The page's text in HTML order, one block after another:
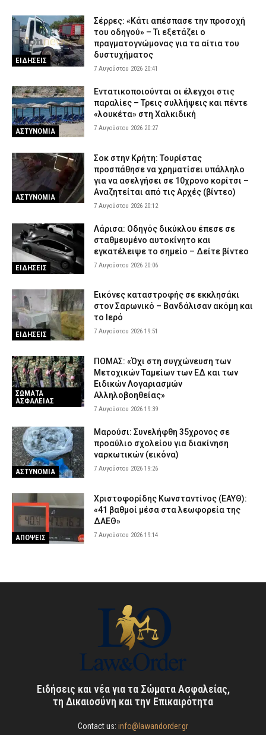
ΕΙΔΗΣΕΙΣ
Σέρρες: «Κάτι απέσπασε την προσοχή
του οδηγού» – Τι εξετάζει ο
πραγματογνώμονας για τα αίτια του
δυστυχήματος
7 Αυγούστου 2026 20:41
ΑΣΤΥΝΟΜΙΑ
Εντατικοποιούνται οι έλεγχοι στις
παραλίες – Τρεις συλλήψεις και πέντε
«λουκέτα» στη Χαλκιδική
7 Αυγούστου 2026 20:27
ΑΣΤΥΝΟΜΙΑ
Σοκ στην Κρήτη: Τουρίστας
προσπάθησε να χρηματίσει υπάλληλο
για να ασελγήσει σε 10χρονο κορίτσι –
Αναζητείται από τις Αρχές (βίντεο)
7 Αυγούστου 2026 20:12
ΕΙΔΗΣΕΙΣ
Λάρισα: Οδηγός δικύκλου έπεσε σε
σταθμευμένο αυτοκίνητο και
εγκατέλειψε το σημείο – Δείτε βίντεο
7 Αυγούστου 2026 20:06
ΕΙΔΗΣΕΙΣ
Εικόνες καταστροφής σε εκκλησάκι
στον Σαρωνικό – Βανδάλισαν ακόμη και
το Ιερό
7 Αυγούστου 2026 19:51
ΣΩΜΑΤΑ
ΑΣΦΑΛΕΙΑΣ
ΠΟΜΑΣ: «Όχι στη συγχώνευση των
Μετοχικών Ταμείων των ΕΔ και των
Ειδικών Λογαριασμών
Αλληλοβοηθείας»
7 Αυγούστου 2026 19:39
ΑΣΤΥΝΟΜΙΑ
Μαρούσι: Συνελήφθη 35χρονος σε
προαύλιο σχολείου για διακίνηση
ναρκωτικών (εικόνα)
7 Αυγούστου 2026 19:26
ΑΠΟΨΕΙΣ
Χριστοφορίδης Κωνσταντίνος (ΕΑΥΘ):
«41 βαθμοί μέσα στα λεωφορεία της
ΔΑΕΘ»
7 Αυγούστου 2026 19:14
Ειδήσεις και νέα για τα Σώματα Ασφαλείας,
τη Δικαιοσύνη και την Επικαιρότητα
Contact us: info@lawandorder.gr